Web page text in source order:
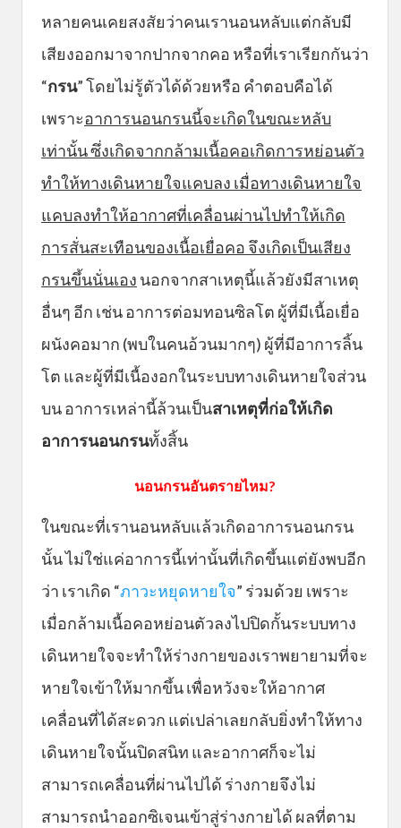
หลายคนเคยสงสัยว่าคนเรานอนหลับแต่กลับมี
เสียงออกมาจากปากจากคอ หรือที่เราเรียกกันว่า
“กรน” โดยไม่รู้ตัวได้ด้วยหรือ คำตอบคือได้
เพราะอาการนอนกรนนี้จะเกิดในขณะหลับ
เท่านั้น ซึ่งเกิดจากกล้ามเนื้อคอเกิดการหย่อนตัว
ทำให้ทางเดินหายใจแคบลง เมื่อทางเดินหายใจ
แคบลงทำให้อากาศที่เคลื่อนผ่านไปทำให้เกิด
การสั่นสะเทือนของเนื้อเยื่อคอ จึงเกิดเป็นเสียง
กรนขึ้นนั่นเอง นอกจากสาเหตุนี้แล้วยังมีสาเหตุ
อื่นๆ อีก เช่น อาการต่อมทอนซิลโต ผู้ที่มีเนื้อเยื่อ
ผนังคอมาก (พบในคนอ้วนมากๆ) ผู้ที่มีอาการลิ้น
โต และผู้ที่มีเนื้องอกในระบบทางเดินหายใจส่วน
บน อาการเหล่านี้ล้วนเป็นสาเหตุที่ก่อให้เกิด
อาการนอนกรนทั้งสิ้น
นอนกรนอันตรายไหม?
ในขณะที่เรานอนหลับแล้วเกิดอาการนอนกรน
นั้น ไม่ใช่แค่อาการนี้เท่านั้นที่เกิดขึ้นแต่ยังพบอีก
ว่า เราเกิด “ภาวะหยุดหายใจ” ร่วมด้วย เพราะ
เมื่อกล้ามเนื้อคอหย่อนตัวลงไปปิดกั้นระบบทาง
เดินหายใจจะทำให้ร่างกายของเราพยายามที่จะ
หายใจเข้าให้มากขึ้น เพื่อหวังจะให้อากาศ
เคลื่อนที่ได้สะดวก แต่เปล่าเลยกลับยิ่งทำให้ทาง
เดินหายใจนั้นปิดสนิท และอากาศก็จะไม่
สามารถเคลื่อนที่ผ่านไปได้ ร่างกายจึงไม่
สามารถนำออกซิเจนเข้าสู่ร่างกายได้ ผลที่ตาม